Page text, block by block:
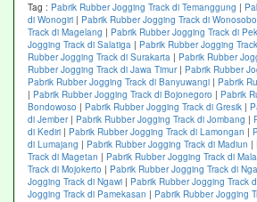
Tag : Pabrik Rubber Jogging Track di Temanggung |
di Wonogiri | Pabrik Rubber Jogging Track di Wonosobo
Track di Magelang | Pabrik Rubber Jogging Track di
Jogging Track di Salatiga | Pabrik Rubber Jogging
Rubber Jogging Track di Surakarta | Pabrik Rubber
Rubber Jogging Track di Jawa Timur| Pabrik Rubber
Pabrik Rubber Jogging Track di Banyuwangi | Pabrik
| Pabrik Rubber Jogging Track di Bojonegoro | Pabrik
Bondowoso | Pabrik Rubber Jogging Track di Gresik |
di Jember| Pabrik Rubber Jogging Track di Jombang |
di Kediri | Pabrik Rubber Jogging Track di Lamongan |
di Lumajang | Pabrik Rubber Jogging Track di Madiun |
Track di Magetan | Pabrik Rubber Jogging Track di
Track di Mojokerto | Pabrik Rubber Jogging Track di
Jogging Track di Ngawi | Pabrik Rubber Jogging Track
Jogging Track di Pamekasan | Pabrik Rubber Jogging